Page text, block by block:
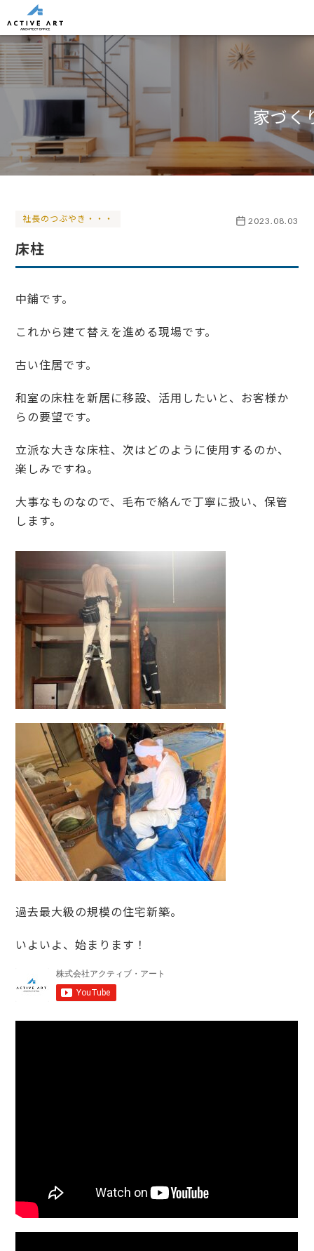
家づく
社長のつぶやき・・・ 2023.08.03
床柱
中鋪です。
これから建て替えを進める現場です。
古い住居です。
和室の床柱を新居に移設、活用したいと、お客様か
らの要望です。
立派な大きな床柱、次はどのように使用するのか、
楽しみですね。
大事なものなので、毛布で絡んで丁寧に扱い、保管
します。
過去最大級の規模の住宅新築。
いよいよ、始まります！